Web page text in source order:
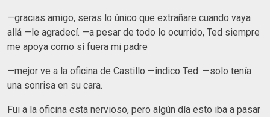
—gracias amigo, seras lo único que extrañare cuando vaya
allá —le agradecí. —a pesar de todo lo ocurrido, Ted siempre
me apoya como sí fuera mi padre
—mejor ve a la oficina de Castillo —indico Ted. —solo tenía
una sonrisa en su cara.
Fui a la oficina esta nervioso, pero algún día esto iba a pasar